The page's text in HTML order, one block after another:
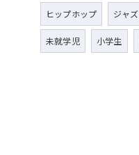
ヒップホップ ジャズ
未就学児 小学生